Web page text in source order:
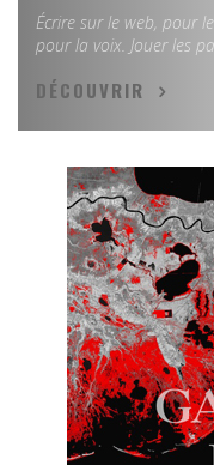
Écrire sur le web, pour
pour la voix. Jouer les
DÉCOUVRIR